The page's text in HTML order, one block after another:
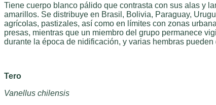
Tiene cuerpo blanco pálido que contrasta con sus alas y
amarillos. Se distribuye en Brasil, Bolivia, Paraguay,
agrícolas, pastizales, así como en límites con zonas
presas, mientras que un miembro del grupo permanece
durante la época de nidificación, y varias hembras
Tero
Vanellus chilensis